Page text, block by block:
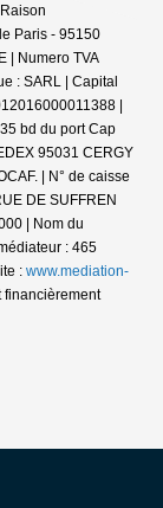
Paris - 95150
| Numero TVA
: SARL | Capital
|
bd du port Cap
95031 CERGY
| N° de caisse
DE SUFFREN
| Nom du
: 465
: www.mediation-
financièrement